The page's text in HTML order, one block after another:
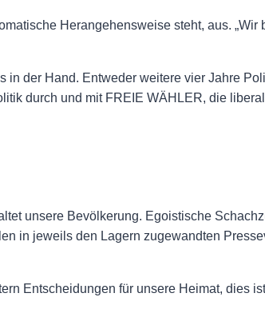
Herangehensweise steht, aus.
der Hand. Entweder weitere vier Jahre
durch und mit FREIE WÄHLER, die
unsere Bevölkerung. Egoistische
in jeweils den Lagern zugewandten
Entscheidungen für unsere Heimat, dies